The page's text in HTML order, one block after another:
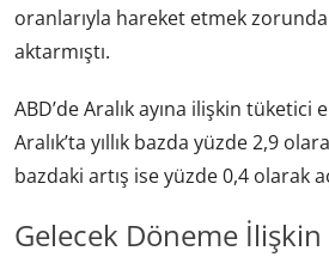
oranlarıyla hareket etmek
aktarmıştı.
ABD’de Aralık ayına ilişkin tüketici
Aralık’ta yıllık bazda yüzde 2,9
bazdaki artış ise yüzde 0,4 olarak
Gelecek Döneme